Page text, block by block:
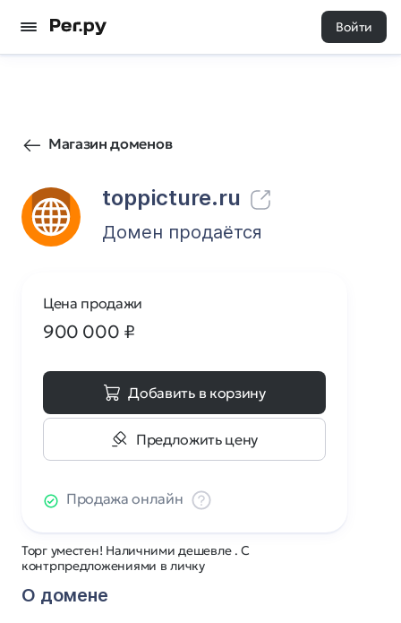
Войти
Магазин доменов
toppicture.ru
268 0
Домен продаётся
Торг уместен! Наличними дешевле . С
контрпредложениями в личку
О домене
Цена продажи
900 000 ₽
Добавить в корзину
Предложить цену
Продажа онлайн